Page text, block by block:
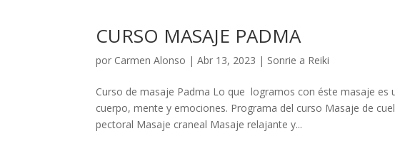
CURSO MASAJE PADMA
por Carmen Alonso |Abr 13, 2023 | Sonrie a Reiki
Curso de masaje Padma Lo que logramos con éste masaje
cuerpo, mente y emociones. Programa del curso Masaje de
pectoral Masaje craneal Masaje relajante y...